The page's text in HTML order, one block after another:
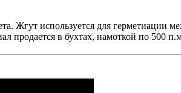
Жгут используется для
продается в бухтах, намоткой по 500